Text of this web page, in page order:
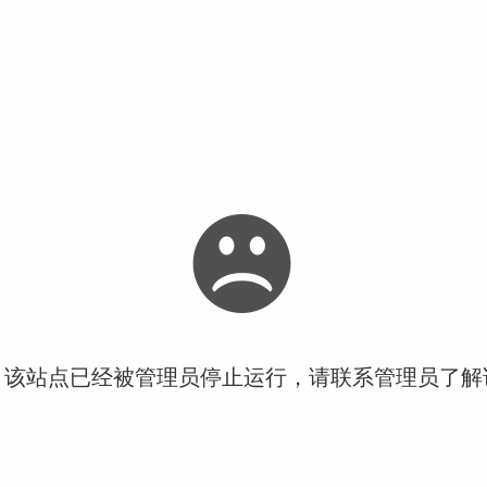
站点已经被管理员停止运行，请联系管理员了